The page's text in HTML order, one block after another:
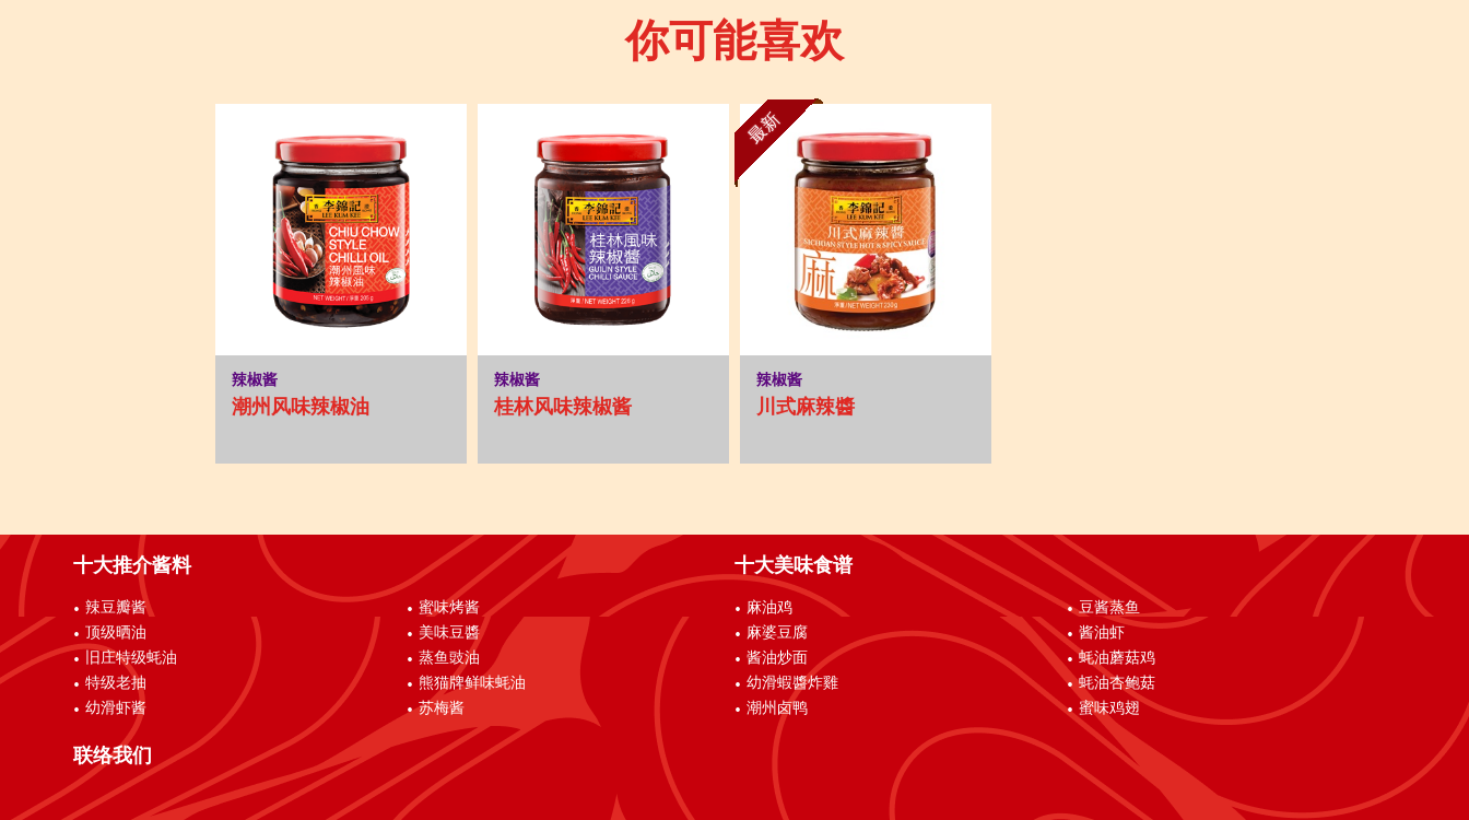
你可能喜欢
辣椒酱
潮州风味辣椒油
辣椒酱
桂林风味辣椒酱
最新
辣椒酱
川式麻辣醬
十大推介酱料
辣豆瓣酱
顶级晒油
旧庄特级蚝油
特级老抽
幼滑虾酱
蜜味烤酱
美味豆醬
蒸鱼豉油
熊猫牌鲜味蚝油
苏梅酱
十大美味食谱
麻油鸡
麻婆豆腐
酱油炒面
幼滑蝦醬炸雞
潮州卤鸭
豆酱蒸鱼
酱油虾
蚝油蘑菇鸡
蚝油杏鲍菇
蜜味鸡翅
联络我们